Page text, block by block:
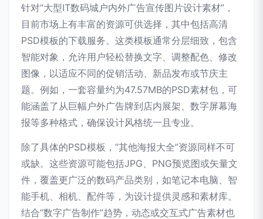
针对“大型IT数码城户内外广告宣传图片设计素材”，
目前市场上有丰富的资源可供选择，其中包括高清
PSD模板的下载服务。这类模板通常分层细致，包含
智能对象，允许用户轻松替换文字、调整配色、修改
图像，以适应不同的促销活动、新品发布或节庆主
题。例如，一套容量约为47.57MB的PSD素材包，可
能涵盖了从巨幅户外广告牌到店内展架、数字屏幕海
报等多种格式，确保设计风格统一且专业。
除了具体的PSD模板，“其他海报大全”资源同样不可
或缺。这些资源可能包括JPG、PNG预览图或矢量文
件，覆盖更广泛的数码产品类别，如笔记本电脑、智
能手机、相机、配件等，为设计提供灵感和素材库。
结合“数字广告制作”趋势，动态或交互式广告素材也